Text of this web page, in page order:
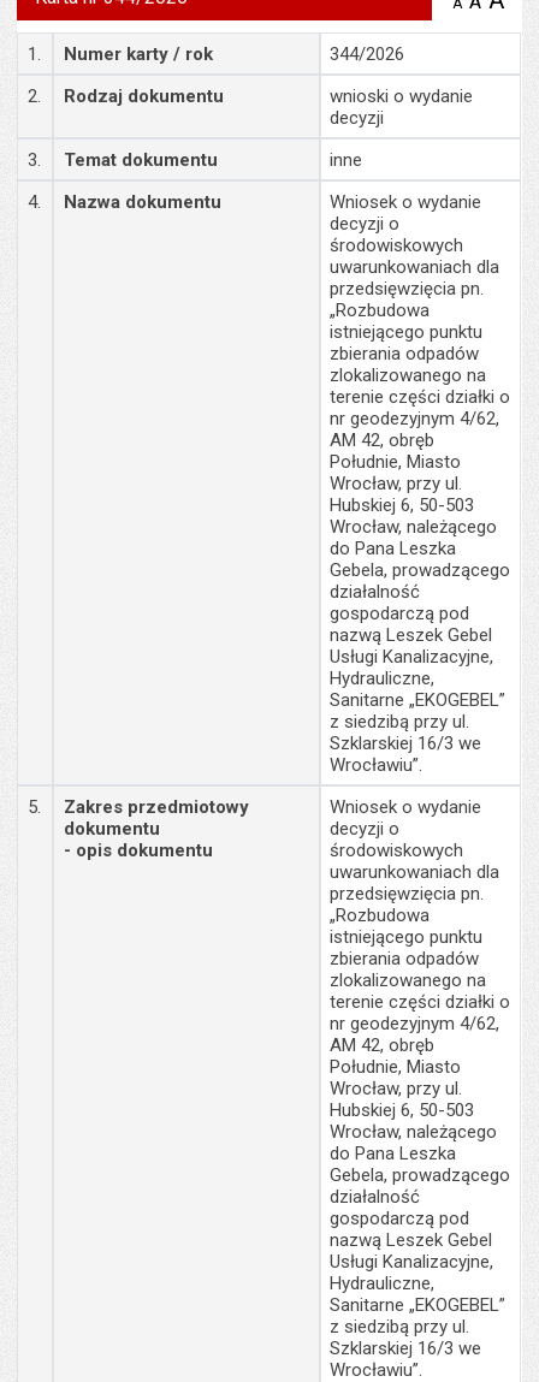
A zmniejsz
stronie
Szczegóły
1. Numer karty / rok
344/2026
2.
Rodzaj dokumentu
wnioski o wydanie
decyzji
3.
Temat dokumentu
inne
4.
Nazwa dokumentu
Wniosek o wydanie
decyzji o
środowiskowych
uwarunkowaniach dla
przedsięwzięcia pn.
„Rozbudowa
istniejącego punktu
zbierania odpadów
zlokalizowanego na
terenie części działki o
nr geodezyjnym 4/62,
AM 42, obręb
Południe, Miasto
Wrocław, przy ul.
Hubskiej 6, 50-503
Wrocław, należącego
do Pana Leszka
Gebela, prowadzącego
działalność
gospodarczą pod
nazwą Leszek Gebel
Usługi Kanalizacyjne,
Hydrauliczne,
Sanitarne „EKOGEBEL”
z siedzibą przy ul.
Szklarskiej 16/3 we
Wrocławiu”.
5.
Zakres przedmiotowy
dokumentu
- opis dokumentu
Wniosek o wydanie
decyzji o
środowiskowych
uwarunkowaniach dla
przedsięwzięcia pn.
„Rozbudowa
istniejącego punktu
zbierania odpadów
zlokalizowanego na
terenie części działki o
nr geodezyjnym 4/62,
AM 42, obręb
Południe, Miasto
Wrocław, przy ul.
Hubskiej 6, 50-503
Wrocław, należącego
do Pana Leszka
Gebela, prowadzącego
działalność
gospodarczą pod
nazwą Leszek Gebel
Usługi Kanalizacyjne,
Hydrauliczne,
Sanitarne „EKOGEBEL”
z siedzibą przy ul.
Szklarskiej 16/3 we
Wrocławiu”.